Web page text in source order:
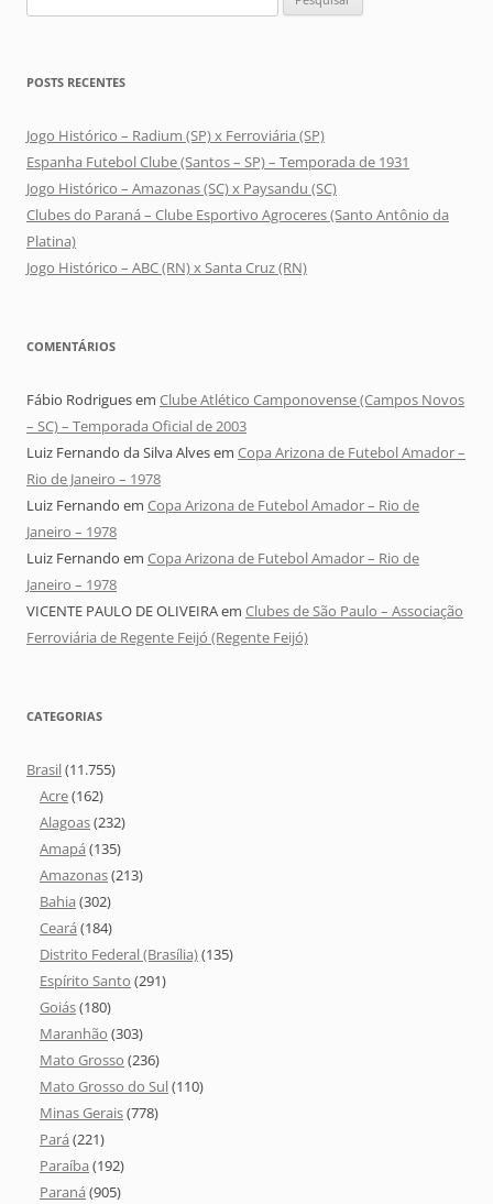
por:
POSTS RECENTES
Jogo Histórico – Radium (SP) x Ferroviária (SP)
Espanha Futebol Clube (Santos – SP) – Temporada de 1931
Jogo Histórico – Amazonas (SC) x Paysandu (SC)
Clubes do Paraná – Clube Esportivo Agroceres (Santo Antônio da
Platina)
Jogo Histórico – ABC (RN) x Santa Cruz (RN)
COMENTÁRIOS
Fábio Rodriguesem Clube Atlético Camponovense (Campos Novos
– SC) – Temporada Oficial de 2003
Luiz Fernando da Silva Alvesem Copa Arizona de Futebol Amador –
Rio de Janeiro – 1978
Luiz Fernando em Copa Arizona de Futebol Amador – Rio de
Janeiro – 1978
Luiz Fernando em Copa Arizona de Futebol Amador – Rio de
Janeiro – 1978
VICENTE PAULO DE OLIVEIRAem Clubes de São Paulo – Associação
Ferroviária de Regente Feijó (Regente Feijó)
CATEGORIAS
Brasil(11.755)
Acre(162)
Alagoas(232)
Amapá (135)
Amazonas(213)
Bahia (302)
Ceará (184)
Distrito Federal (Brasília)(135)
Espírito Santo (291)
Goiás(180)
Maranhão (303)
Mato Grosso (236)
Mato Grosso do Sul(110)
Minas Gerais(778)
Pará (221)
Paraíba (192)
Paraná (905)